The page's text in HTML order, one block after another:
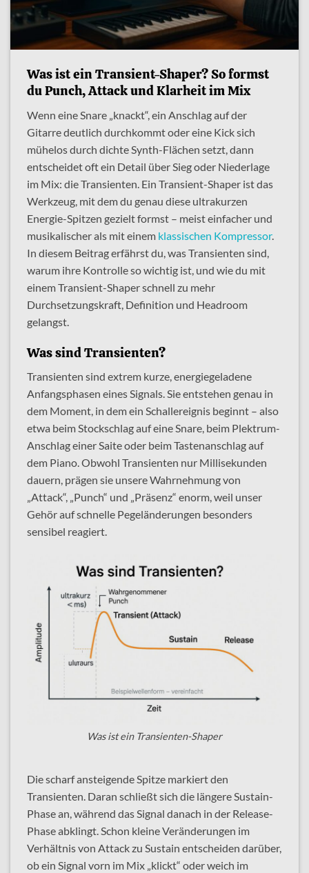
Was ist ein Transient-Shaper? So formst
du Punch, Attack und Klarheit im Mix
Wenn eine Snare „knackt“, ein Anschlag auf der
Gitarre deutlich durchkommt oder eine Kick sich
mühelos durch dichte Synth-Flächen setzt, dann
entscheidet oft ein Detail über Sieg oder Niederlage
im Mix: die Transienten. Ein Transient-Shaper ist das
Werkzeug, mit dem du genau diese ultrakurzen
Energie-Spitzen gezielt formst – meist einfacher und
musikalischer als mit einem klassischen Kompressor.
In diesem Beitrag erfährst du, was Transienten sind,
warum ihre Kontrolle so wichtig ist, und wie du mit
einem Transient-Shaper schnell zu mehr
Durchsetzungskraft, Definition und Headroom
gelangst.
Was sind Transienten?
Transienten sind extrem kurze, energiegeladene
Anfangsphasen eines Signals. Sie entstehen genau in
dem Moment, in dem ein Schallereignis beginnt – also
etwa beim Stockschlag auf eine Snare, beim Plektrum-
Anschlag einer Saite oder beim Tastenanschlag auf
dem Piano. Obwohl Transienten nur Millisekunden
dauern, prägen sie unsere Wahrnehmung von
„Attack“, „Punch“ und „Präsenz“ enorm, weil unser
Gehör auf schnelle Pegeländerungen besonders
sensibel reagiert.
Was ist ein Transienten-Shaper
Die scharf ansteigende Spitze markiert den
Transienten. Daran schließt sich die längere Sustain-
Phase an, während das Signal danach in der Release-
Phase abklingt. Schon kleine Veränderungen im
Verhältnis von Attack zu Sustain entscheiden darüber,
ob ein Signal vorn im Mix „klickt“ oder weich im